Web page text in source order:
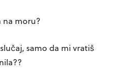
na moru?
samo da mi vratiš